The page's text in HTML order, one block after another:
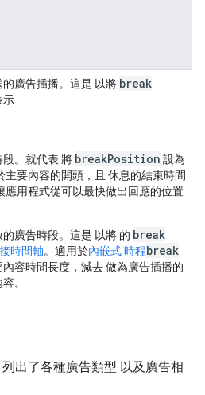
廣告插播。這是 以將 break
示
。就代表 將 breakPosition 設為
主要內容的開頭，且 休息的結束時間
應用程式從可以最快做出回應的位置
廣告時段。這是 以將 的 break
時間軸。適用於內嵌式 時程break
內容時間長度，減去 做為廣告插播的
。
列出了各種廣告類型 以及廣告相